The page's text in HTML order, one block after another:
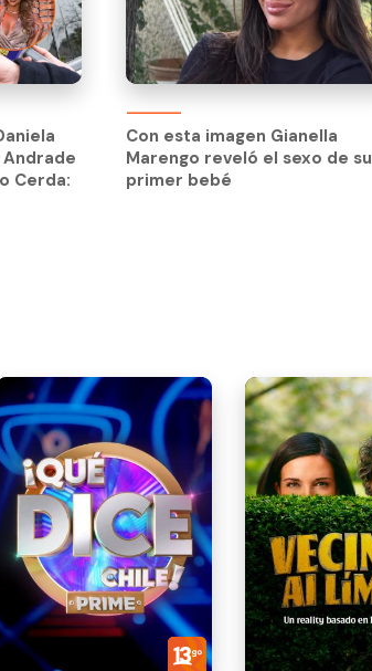
Cerda:
Cerda:
Con esta imagen Gianella
Marengo reveló el sexo de su
primer bebé